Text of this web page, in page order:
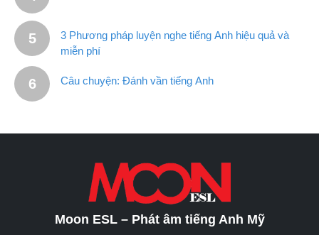
3 Phương pháp luyện nghe tiếng Anh hiệu quả và
miễn phí
Câu chuyện: Đánh vần tiếng Anh
Moon ESL – Phát âm tiếng Anh Mỹ